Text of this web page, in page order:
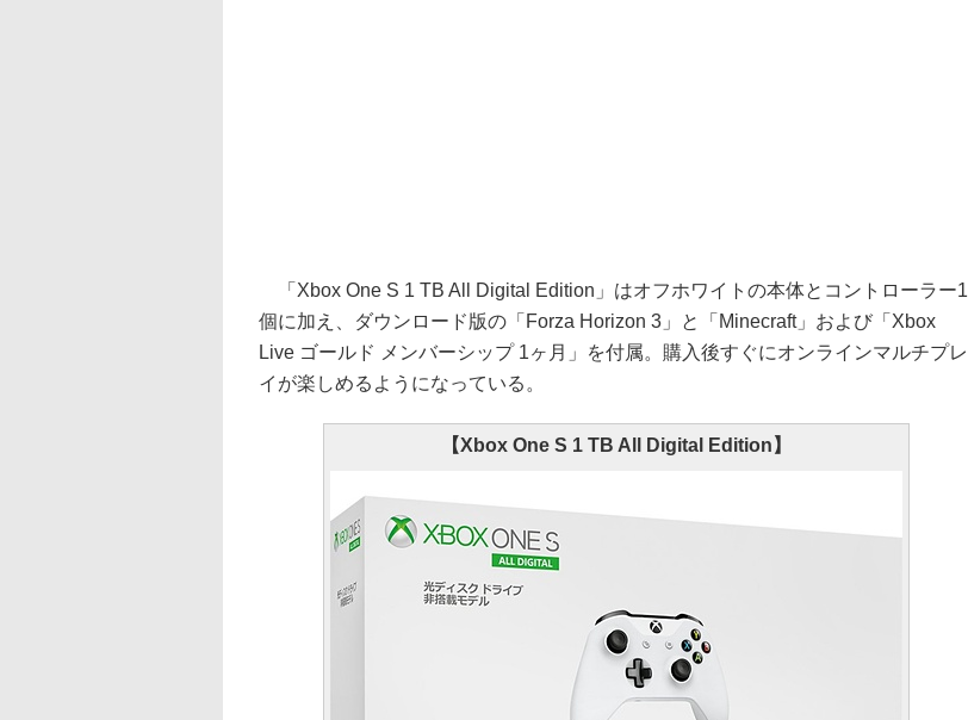
「Xbox One S 1 TB All Digital Edition」はオフホワイトの本体とコントローラー1
個に加え、ダウンロード版の「Forza Horizon 3」と「Minecraft」および「Xbox
Live ゴールド メンバーシップ 1ヶ月」を付属。購入後すぐにオンラインマルチプレ
イが楽しめるようになっている。
【Xbox One S 1 TB All Digital Edition】